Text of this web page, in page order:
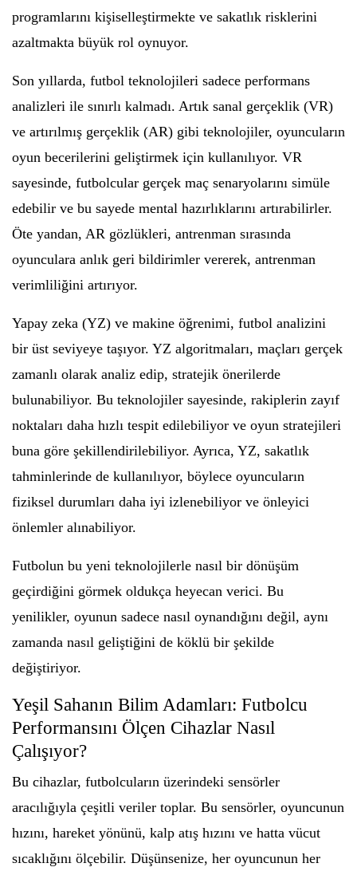
programlarını kişiselleştirmekte ve sakatlık risklerini
azaltmakta büyük rol oynuyor.
Son yıllarda, futbol teknolojileri sadece performans
analizleri ile sınırlı kalmadı. Artık sanal gerçeklik (VR)
ve artırılmış gerçeklik (AR) gibi teknolojiler, oyuncuların
oyun becerilerini geliştirmek için kullanılıyor. VR
sayesinde, futbolcular gerçek maç senaryolarını simüle
edebilir ve bu sayede mental hazırlıklarını artırabilirler.
Öte yandan, AR gözlükleri, antrenman sırasında
oyunculara anlık geri bildirimler vererek, antrenman
verimliliğini artırıyor.
Yapay zeka (YZ) ve makine öğrenimi, futbol analizini
bir üst seviyeye taşıyor. YZ algoritmaları, maçları gerçek
zamanlı olarak analiz edip, stratejik önerilerde
bulunabiliyor. Bu teknolojiler sayesinde, rakiplerin zayıf
noktaları daha hızlı tespit edilebiliyor ve oyun stratejileri
buna göre şekillendirilebiliyor. Ayrıca, YZ, sakatlık
tahminlerinde de kullanılıyor, böylece oyuncuların
fiziksel durumları daha iyi izlenebiliyor ve önleyici
önlemler alınabiliyor.
Futbolun bu yeni teknolojilerle nasıl bir dönüşüm
geçirdiğini görmek oldukça heyecan verici. Bu
yenilikler, oyunun sadece nasıl oynandığını değil, aynı
zamanda nasıl geliştiğini de köklü bir şekilde
değiştiriyor.
Yeşil Sahanın Bilim Adamları: Futbolcu
Performansını Ölçen Cihazlar Nasıl
Çalışıyor?
Bu cihazlar, futbolcuların üzerindeki sensörler
aracılığıyla çeşitli veriler toplar. Bu sensörler, oyuncunun
hızını, hareket yönünü, kalp atış hızını ve hatta vücut
sıcaklığını ölçebilir. Düşünsenize, her oyuncunun her